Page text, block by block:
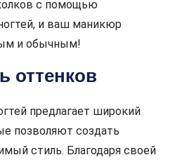
с помощью
и ваш маникюр
и обычным!
оттенков
предлагает широкий
позволяют создать
стиль. Благодаря своей